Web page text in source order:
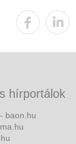
hírportálok
baon.hu